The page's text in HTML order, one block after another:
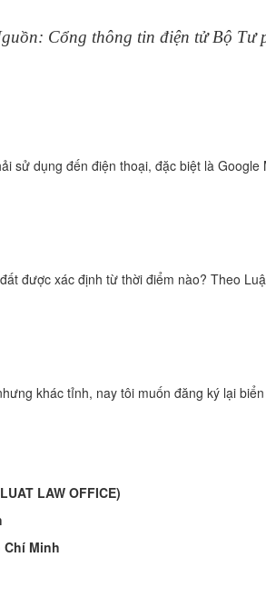
Cổng thông tin điện tử Bộ Tư
sử dụng đến điện thoại, đặc biệt là Google
được xác định từ thời điểm nào? Theo
khác tỉnh, nay tôi muốn đăng ký lại
LAW OFFICE)
Minh